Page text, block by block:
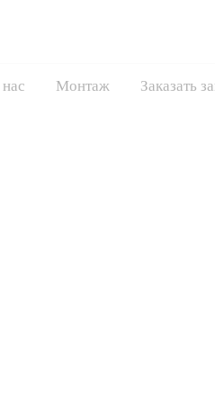
Монтаж Заказать